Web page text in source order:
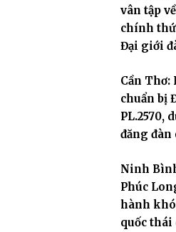
vân tập
chính
Đại giới
Cần Thơ:
chuẩn bị
PL.2570,
đăng đàn
Ninh
Phúc
hành
quốc thái